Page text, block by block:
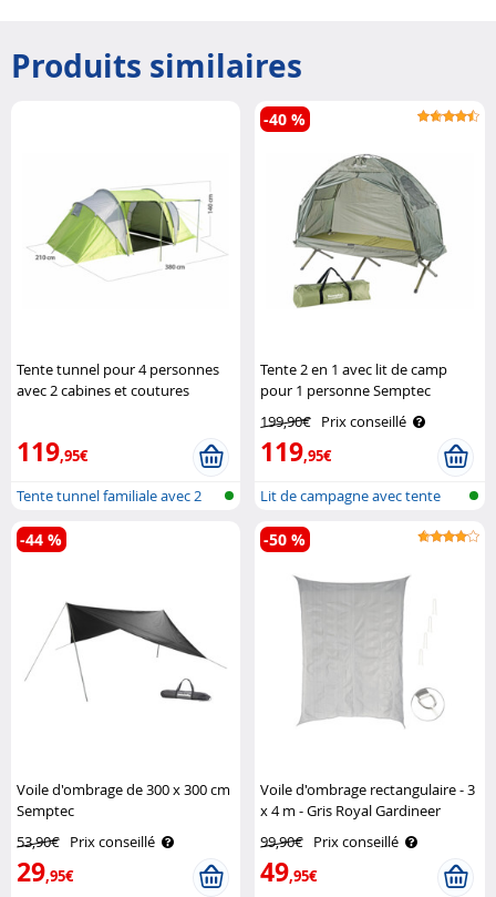
Produits similaires
Tente tunnel pour 4 personnes
avec 2 cabines et coutures
119,95€
Tente tunnel familiale avec 2
cabin..
Tente 2 en 1 avec lit de camp
pour 1 personne Semptec
199,90€ Prix conseillé
119,95€
-40 %
Lit de campagne avec tente
Voile d'ombrage de 300 x 300 cm
Semptec
53,90€ Prix conseillé
29,95€
-44 %
Voile d'ombrage rectangulaire - 3
x 4 m - Gris Royal Gardineer
99,90€ Prix conseillé
49,95€
-50 %